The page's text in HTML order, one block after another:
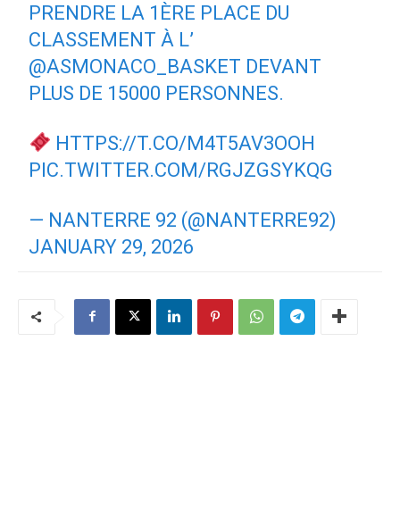
PRENDRE LA 1ÈRE PLACE DU
CLASSEMENT À L’
@ASMONACO_BASKET DEVANT
PLUS DE 15000 PERSONNES.
HTTPS://T.CO/M4T5AV3OOH
PIC.TWITTER.COM/RGJZGSYKQG
— NANTERRE 92 (@NANTERRE92)
JANUARY 29, 2026